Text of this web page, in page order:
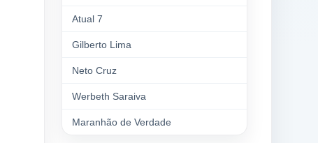
Atual 7
Gilberto Lima
Neto Cruz
Werbeth Saraiva
Maranhão de Verdade